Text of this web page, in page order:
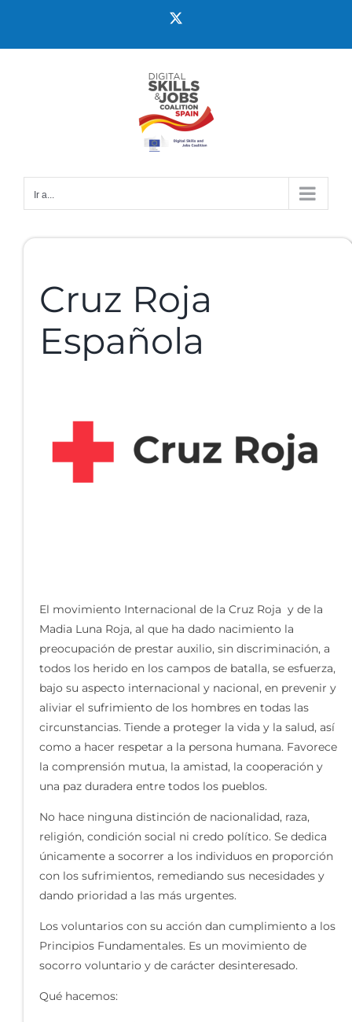
Ir a...
Cruz Roja
Española
El movimiento Internacional de la Cruz Roja y de la
Madia Luna Roja, al que ha dado nacimiento la
preocupación de prestar auxilio, sin discriminación, a
todos los herido en los campos de batalla, se esfuerza,
bajo su aspecto internacional y nacional, en prevenir y
aliviar el sufrimiento de los hombres en todas las
circunstancias. Tiende a proteger la vida y la salud, así
como a hacer respetar a la persona humana. Favorece
la comprensión mutua, la amistad, la cooperación y
una paz duradera entre todos los pueblos.
No hace ninguna distinción de nacionalidad, raza,
religión, condición social ni credo político. Se dedica
únicamente a socorrer a los individuos en proporción
con los sufrimientos, remediando sus necesidades y
dando prioridad a las más urgentes.
Los voluntarios con su acción dan cumplimiento a los
Principios Fundamentales. Es un movimiento de
socorro voluntario y de carácter desinteresado.
Qué hacemos: